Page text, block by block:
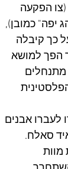
וחלחול (צו הפקעה
יפה" כמובן),
כך קיבלה
הפך למושא
יותר עודדו, מתנחלים
שיודו לעברו אבנים
סאלח.
מוות